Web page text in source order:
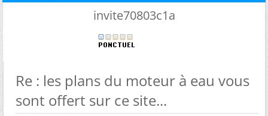
invite70803c1a
Re : les plans du moteur à eau vous
sont offert sur ce site...